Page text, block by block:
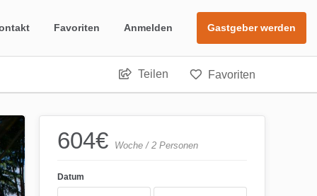
Favoriten Anmelden Gastgeber werden
Teilen Favoriten
604€ Woche / 2 Personen
Datum